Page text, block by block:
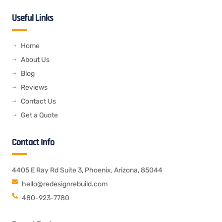
Useful Links
Home
About Us
Blog
Reviews
Contact Us
Get a Quote
Contact Info
4405 E Ray Rd Suite 3, Phoenix, Arizona, 85044
hello@redesignrebuild.com
480-923-7780